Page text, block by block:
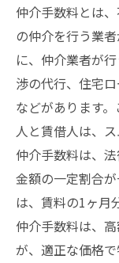
仲介手数料とは
の仲介を行う業
に、仲介業者が
渉の代行、住宅
などがあります
人と賃借人は、
仲介手数料は、
金額の一定割合
は、賃料の1ヶ月
仲介手数料は、
が、適正な価格